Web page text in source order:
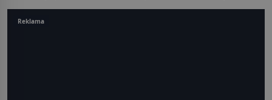
Reklama